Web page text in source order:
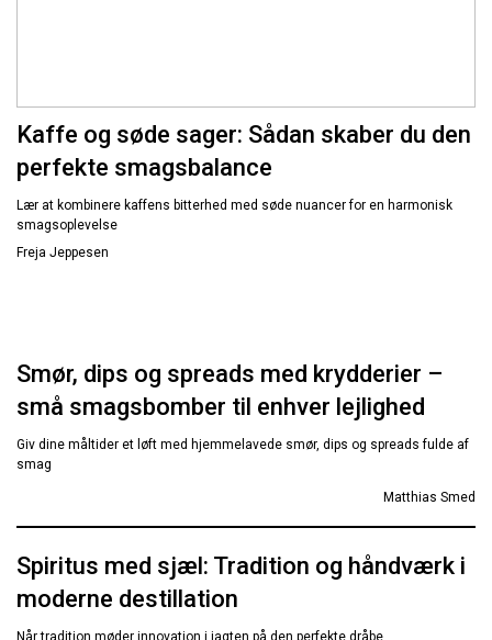
Kaffe og søde sager: Sådan skaber du den
perfekte smagsbalance
Lær at kombinere kaffens bitterhed med søde nuancer for en harmonisk
smagsoplevelse
Freja Jeppesen
Smør, dips og spreads med krydderier –
små smagsbomber til enhver lejlighed
Giv dine måltider et løft med hjemmelavede smør, dips og spreads fulde af
smag
Matthias Smed
Spiritus med sjæl: Tradition og håndværk i
moderne destillation
Når tradition møder innovation i jagten på den perfekte dråbe